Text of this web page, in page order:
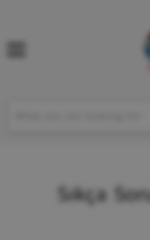
Sıkça